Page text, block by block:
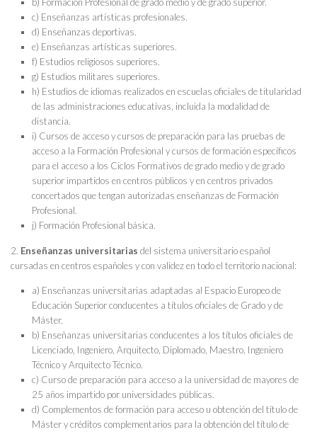
b) Formación Profesional de grado medio y de grado superior.
c) Enseñanzas artísticas profesionales.
d) Enseñanzas deportivas.
e) Enseñanzas artísticas superiores.
f) Estudios religiosos superiores.
g) Estudios militares superiores.
h) Estudios de idiomas realizados en escuelas oficiales de titularidad
de las administraciones educativas, incluida la modalidad de
distancia.
i) Cursos de acceso y cursos de preparación para las pruebas de
acceso a la Formación Profesional y cursos de formación específicos
para el acceso a los Ciclos Formativos de grado medio y de grado
superior impartidos en centros públicos y en centros privados
concertados que tengan autorizadas enseñanzas de Formación
Profesional.
j) Formación Profesional básica.
2. Enseñanzas universitarias del sistema universitario español
cursadas en centros españoles y con validez en todo el territorio nacional:
a) Enseñanzas universitarias adaptadas al Espacio Europeo de
Educación Superior conducentes a títulos oficiales de Grado y de
Máster.
b) Enseñanzas universitarias conducentes a los títulos oficiales de
Licenciado, Ingeniero, Arquitecto, Diplomado, Maestro, Ingeniero
Técnico y Arquitecto Técnico.
c) Curso de preparación para acceso a la universidad de mayores de
25 años impartido por universidades públicas.
d) Complementos de formación para acceso u obtención del título de
Máster y créditos complementarios para la obtención del título de